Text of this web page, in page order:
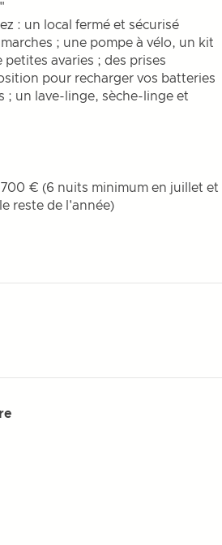
: un local fermé et sécurisé
; une pompe à vélo, un kit
avaries ; des prises
pour recharger vos batteries
; un lave-linge, sèche-linge et
700 € (6 nuits minimum en juillet et
reste de l'année)